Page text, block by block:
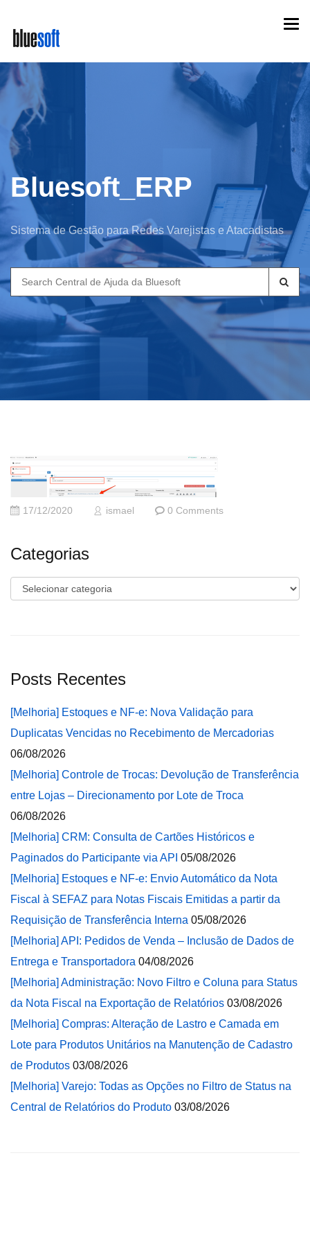
main
content
Bluesoft_ERP
Sistema de Gestão para Redes Varejistas e Atacadistas
Search
for:
17/12/2020 ismael 0 Comments
Categorias
Categorias
Posts Recentes
[Melhoria] Estoques e NF-e: Nova Validação para
Duplicatas Vencidas no Recebimento de Mercadorias
06/08/2026
[Melhoria] Controle de Trocas: Devolução de Transferência
entre Lojas – Direcionamento por Lote de Troca
06/08/2026
[Melhoria] CRM: Consulta de Cartões Históricos e
Paginados do Participante via API 05/08/2026
[Melhoria] Estoques e NF-e: Envio Automático da Nota
Fiscal à SEFAZ para Notas Fiscais Emitidas a partir da
Requisição de Transferência Interna 05/08/2026
[Melhoria] API: Pedidos de Venda – Inclusão de Dados de
Entrega e Transportadora 04/08/2026
[Melhoria] Administração: Novo Filtro e Coluna para Status
da Nota Fiscal na Exportação de Relatórios 03/08/2026
[Melhoria] Compras: Alteração de Lastro e Camada em
Lote para Produtos Unitários na Manutenção de Cadastro
de Produtos 03/08/2026
[Melhoria] Varejo: Todas as Opções no Filtro de Status na
Central de Relatórios do Produto 03/08/2026